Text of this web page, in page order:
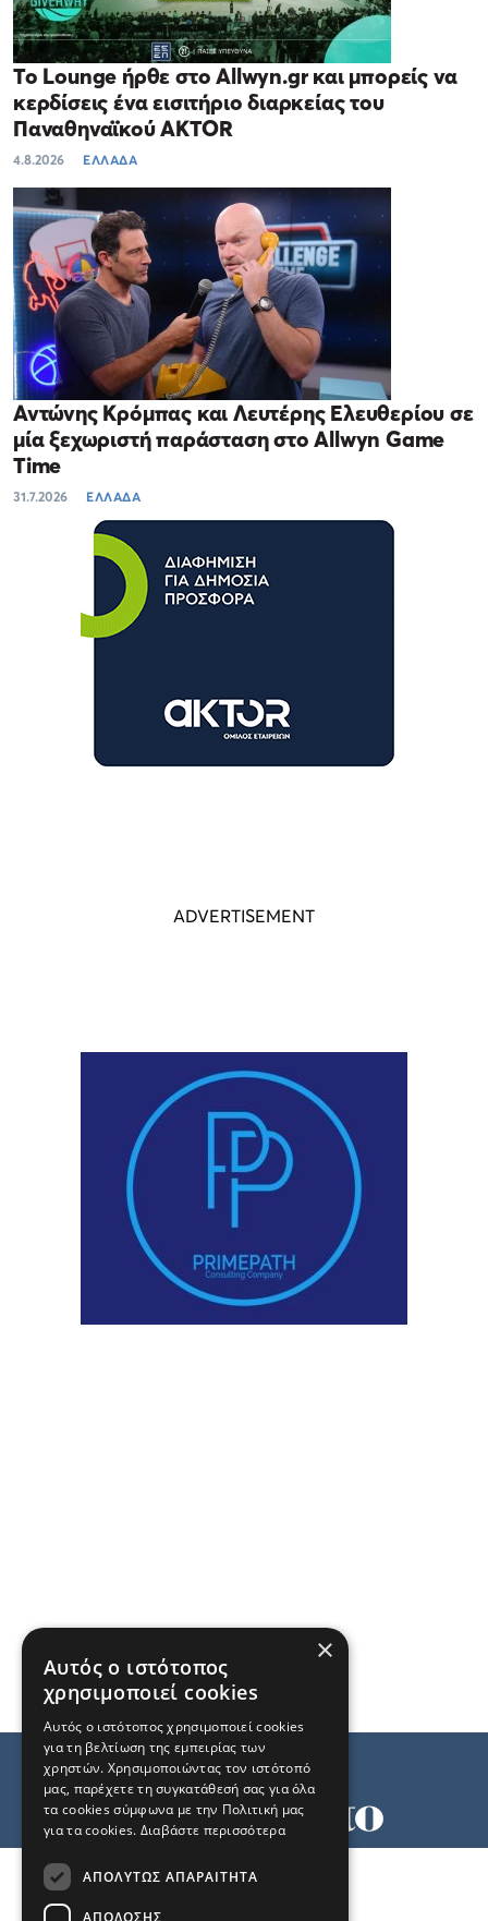
Το Lounge ήρθε στο Allwyn.gr και μπορείς να
κερδίσεις ένα εισιτήριο διαρκείας του
Παναθηναϊκού AKTOR
4.8.2026 ΕΛΛΑΔΑ
Αντώνης Κρόμπας και Λευτέρης Ελευθερίου σε
μία ξεχωριστή παράσταση στο Allwyn Game
Time
31.7.2026 ΕΛΛΑΔΑ
×
Αυτός ο ιστότοπος
χρησιμοποιεί cookies
Αυτός ο ιστότοπος χρησιμοποιεί cookies
για τη βελτίωση της εμπειρίας των
χρηστών. Χρησιμοποιώντας τον ιστότοπό
μας, παρέχετε τη συγκατάθεσή σας για όλα
τα cookies σύμφωνα με την Πολιτική μας
για τα cookies. Διαβάστε περισσότερα
ΑΠΟΛΎΤΩΣ ΑΠΑΡΑΊΤΗΤΑ
ΑΠΌΔΟΣΗΣ